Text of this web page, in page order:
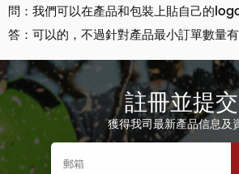
問：我們可以在產品和包裝上貼自己的
答：可以的，不過針對產品最小訂單數量有
註冊並提交
獲得我司最新產品信息及